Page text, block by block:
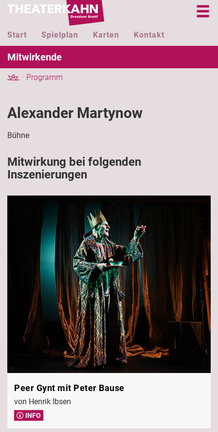
Start Spielplan Karten Kontakt
Mitwirkende
Programm
Alexander Martynow
Bühne
Mitwirkung bei folgenden
Inszenierungen
Peer Gynt mit Peter Bause
von Henrik Ibsen
INFO